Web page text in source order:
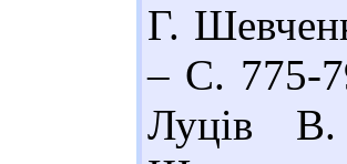
Г.
– С. 775-
Луців В.